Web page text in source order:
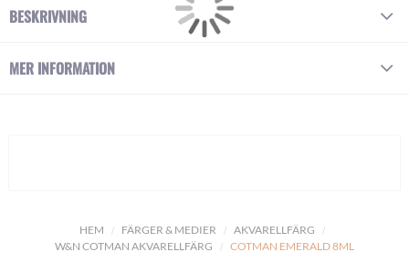
HEM FÄRGER & MEDIER
AKVARELLFÄRG
W&N COTMAN AKVARELLFÄRG
COTMAN EMERALD 8ML
BESKRIVNING
MER INFORMATION